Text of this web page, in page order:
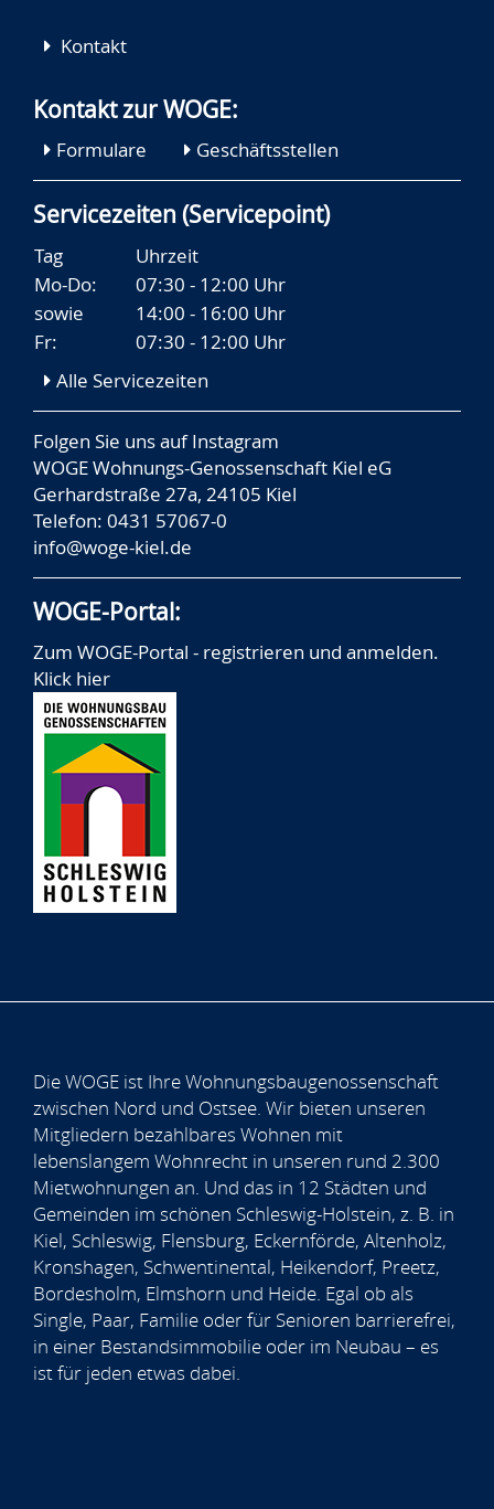
Kontakt
Kontakt zur WOGE:
Formulare Geschäftsstellen
Servicezeiten (Servicepoint)
Tag
Uhrzeit
Mo-Do:
07:30 - 12:00 Uhr
sowie
14:00 - 16:00 Uhr
Fr:
07:30 - 12:00 Uhr
Alle Servicezeiten
Folgen Sie uns aufInstagram
WOGE Wohnungs-Genossenschaft Kiel eG
Gerhardstraße 27a, 24105 Kiel
Telefon: 0431 57067-0
info@woge-kiel.de
WOGE-Portal:
Zum WOGE-Portal - registrieren und anmelden.
Klick hier
Die WOGE ist Ihre Wohnungsbaugenossenschaft
zwischen Nord und Ostsee. Wir bieten unseren
Mitgliedern bezahlbares Wohnen mit
lebenslangem Wohnrecht in unseren rund 2.300
Mietwohnungen an. Und das in 12 Städten und
Gemeinden im schönen Schleswig-Holstein, z. B. in
Kiel, Schleswig, Flensburg, Eckernförde, Altenholz,
Kronshagen, Schwentinental, Heikendorf, Preetz,
Bordesholm, Elmshorn und Heide. Egal ob als
Single, Paar, Familie oder für Senioren barrierefrei,
in einer Bestandsimmobilie oder im Neubau – es
ist für jeden etwas dabei.